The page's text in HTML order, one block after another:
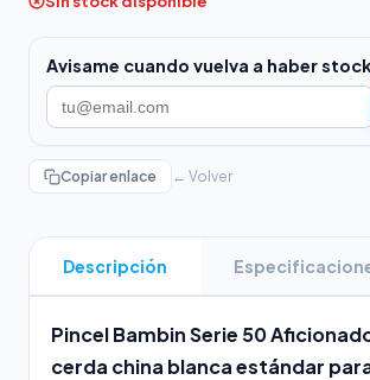
Avisame cuando vuelva a haber stock
Copiar enlace ← Volver
Descripción
Pincel Bambin Serie 50
cerda china blanca estándar